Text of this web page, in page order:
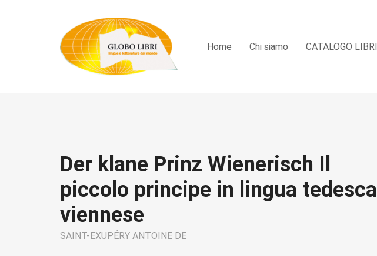
Home Chi siamo CATALOGO LIBRI
Der klane Prinz Wienerisch Il
piccolo principe in lingua tedesca
viennese
SAINT-EXUPÉRY ANTOINE DE